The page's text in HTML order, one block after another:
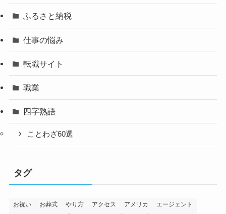
ふるさと納税
仕事の悩み
転職サイト
職業
四字熟語
ことわざ60選
タグ
お祝い お葬式 やり方 アクセス アメリカ
エージェント